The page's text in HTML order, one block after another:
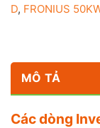
D, FRONIUS
MÔ TẢ
Các dòng